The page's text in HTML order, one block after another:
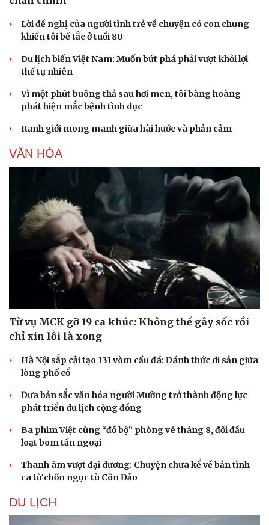
Âm nhạc
Di sản
Nghệ sĩ
Lời đề nghị của người tình trẻ về chuyện có con chung
khiến tôi bế tắc ở tuổi 80
Du lịch biển Việt Nam: Muốn bứt phá phải vượt khỏi lợi
thế tự nhiên
Vì một phút buông thả sau hơi men, tôi bàng hoàng
phát hiện mắc bệnh tình dục
Ranh giới mong manh giữa hài hước và phản cảm
VĂN HÓA
Từ vụ MCK gỡ 19 ca khúc: Không thể gây sốc rồi
chỉ xin lỗi là xong
Hà Nội sắp cải tạo 131 vòm cầu đá: Đánh thức di sản giữa
lòng phố cổ
Đưa bản sắc văn hóa người Mường trở thành động lực
phát triển du lịch cộng đồng
Ba phim Việt cùng “đổ bộ” phòng vé tháng 8, đối đầu
loạt bom tấn ngoại
Thanh âm vượt đại dương: Chuyện chưa kể về bản tình
ca từ chốn ngục tù Côn Đảo
DU LỊCH